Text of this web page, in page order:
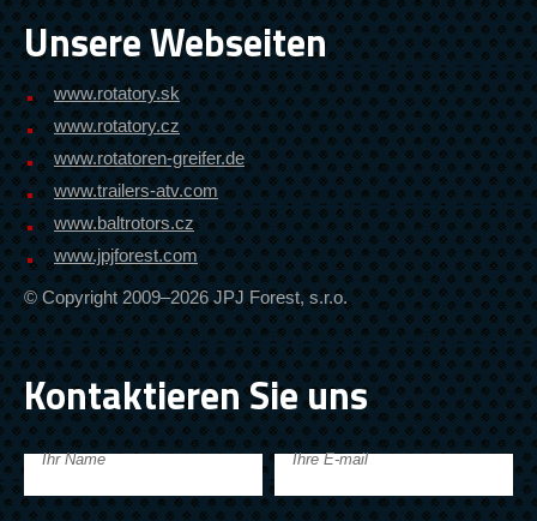
Unsere Webseiten
www.rotatory.sk
www.rotatory.cz
www.rotatoren-greifer.de
www.trailers-atv.com
www.baltrotors.cz
www.jpjforest.com
© Copyright 2009–2026 JPJ Forest, s.r.o.
Kontaktieren Sie uns
Ihr Name Ihre E-mail